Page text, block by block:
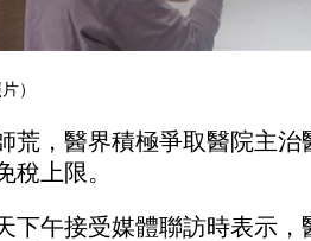
）
荒，醫界積極爭取醫院主
上限。
下午接受媒體聯訪時表示